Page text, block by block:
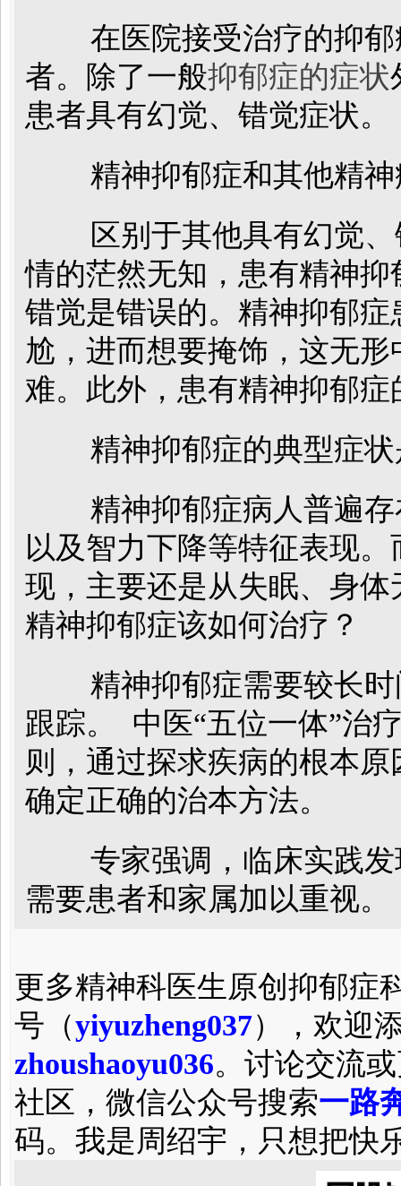
在医院接受治疗的抑郁
者。除了一般抑郁症的症状
患者具有幻觉、错觉症状。
精神抑郁症和其他精神
区别于其他具有幻觉、
情的茫然无知，患有精神
错觉是错误的。精神抑郁
尬，进而想要掩饰，这无
难。此外，患有精神抑郁
精神抑郁症的典型症状
精神抑郁症病人普遍存
以及智力下降等特征表现
现，主要还是从失眠、身
精神抑郁症该如何治疗？
精神抑郁症需要较长时
跟踪。 中医“五位一体”治
则，通过探求疾病的根本
确定正确的治本方法。
专家强调，临床实践发
需要患者和家属加以重视。
更多精神科医生原创抑郁症
号（yiyuzheng037），欢迎
zhoushaoyu036。讨论交流
社区，微信公众号搜索一路
码。我是周绍宇，只想把快